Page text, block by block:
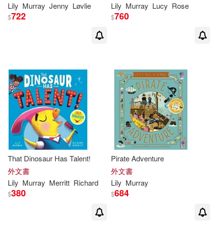
Lily Murray Jenny Løvlie
$722
Lily Murray Lucy Rose
$760
That Dinosaur Has Talent!
外文書
Lily Murray Merritt Richard
$380
Pirate Adventure
外文書
Lily Murray
$684